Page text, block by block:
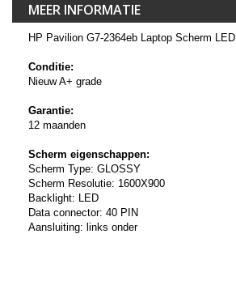
MEER INFORMATIE
HP Pavilion G7-2364eb Laptop Scherm LED
Conditie:
Nieuw A+ grade
Garantie:
12 maanden
Scherm eigenschappen:
Scherm Type: GLOSSY
Scherm Resolutie: 1600X900
Backlight: LED
Data connector: 40 PIN
Aansluiting: links onder